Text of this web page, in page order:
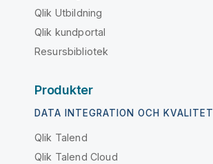
Qlik Utbildning
Qlik kundportal
Resursbibliotek
Produkter
DATA INTEGRATION OCH KVALITET
Qlik Talend
Qlik Talend Cloud